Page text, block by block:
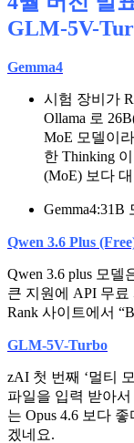
GLM-5V-
Gemma4
시험 장비가
Ollama 로
MoE 모델이
한 Thinking
(MoE) 보다
Qwen 3.6 Plus
Qwen 3.6 plus 모델
큰 지원에 API 무료
Rank 사이트에서
GLM-5V-Turbo
zAI 첫 번째 ‘멀티
파일을 입력 받아
는 Opus 4.6 보다
겠네요.